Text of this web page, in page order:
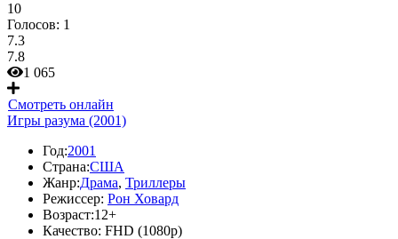
10
Голосов: 1
7.3
7.8
1 065
Смотреть онлайн
Игры разума (2001)
Год:2001
Страна:США
Жанр:Драма, Триллеры
Режиссер: Рон Ховард
Возраст:12+
Качество: FHD (1080p)